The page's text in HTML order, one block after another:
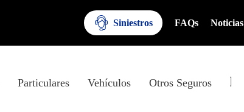
Siniestros FAQs Noticias
Particulares Vehículos Otros Seguros